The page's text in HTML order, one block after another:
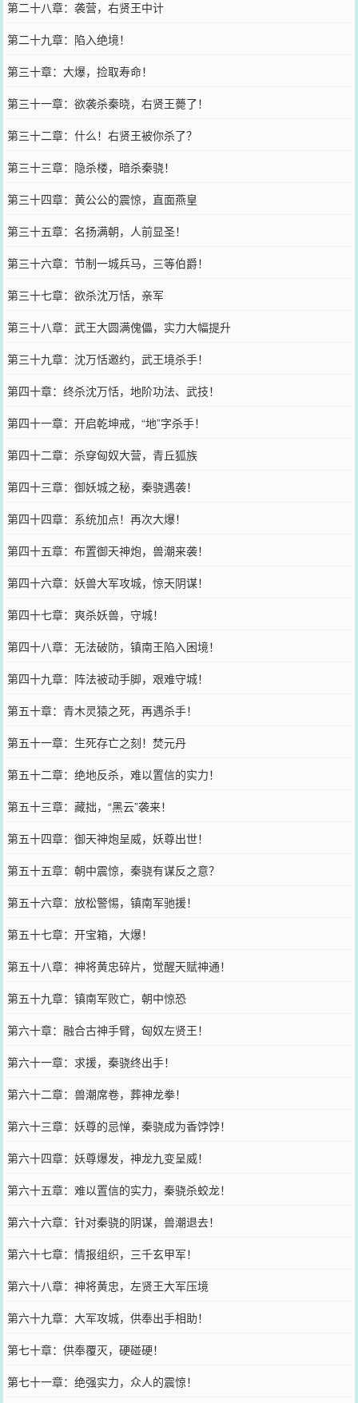
第二十八章：袭营，右贤王中计
第二十九章：陷入绝境！
第三十章：大爆，捡取寿命！
第三十一章：欲袭杀秦晓，右贤王薨了！
第三十二章：什么！右贤王被你杀了？
第三十三章：隐杀楼，暗杀秦骁！
第三十四章：黄公公的震惊，直面燕皇
第三十五章：名扬满朝，人前显圣！
第三十六章：节制一城兵马，三等伯爵！
第三十七章：欲杀沈万恬，亲军
第三十八章：武王大圆满傀儡，实力大幅提升
第三十九章：沈万恬邀约，武王境杀手！
第四十章：终杀沈万恬，地阶功法、武技！
第四十一章：开启乾坤戒，“地”字杀手！
第四十二章：杀穿匈奴大营，青丘狐族
第四十三章：御妖城之秘，秦骁遇袭！
第四十四章：系统加点！再次大爆！
第四十五章：布置御天神炮，兽潮来袭！
第四十六章：妖兽大军攻城，惊天阴谋！
第四十七章：爽杀妖兽，守城！
第四十八章：无法破防，镇南王陷入困境！
第四十九章：阵法被动手脚，艰难守城！
第五十章：青木灵猿之死，再遇杀手！
第五十一章：生死存亡之刻！焚元丹
第五十二章：绝地反杀，难以置信的实力！
第五十三章：藏拙，“黑云”袭来！
第五十四章：御天神炮呈威，妖尊出世！
第五十五章：朝中震惊，秦骁有谋反之意？
第五十六章：放松警惕，镇南军驰援！
第五十七章：开宝箱，大爆！
第五十八章：神将黄忠碎片，觉醒天赋神通！
第五十九章：镇南军败亡，朝中惊恐
第六十章：融合古神手臂，匈奴左贤王！
第六十一章：求援，秦骁终出手！
第六十二章：兽潮席卷，葬神龙拳！
第六十三章：妖尊的忌惮，秦骁成为香饽饽！
第六十四章：妖尊爆发，神龙九变呈威！
第六十五章：难以置信的实力，秦骁杀蛟龙！
第六十六章：针对秦骁的阴谋，兽潮退去！
第六十七章：情报组织，三千玄甲军！
第六十八章：神将黄忠，左贤王大军压境
第六十九章：大军攻城，供奉出手相助！
第七十章：供奉覆灭，硬碰硬！
第七十一章：绝强实力，众人的震惊！